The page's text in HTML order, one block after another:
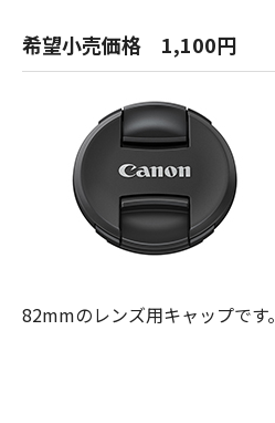
希望小売価格 1,100円
82mmのレンズ用キャップです。